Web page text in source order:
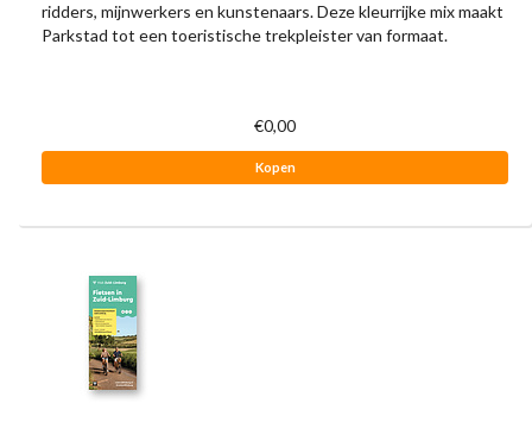
ridders, mijnwerkers en kunstenaars. Deze kleurrijke mix maakt
Parkstad tot een toeristische trekpleister van formaat.
€0,00
Kopen